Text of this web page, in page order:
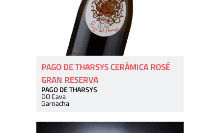
PAGO DE THARSYS CERÁMICA ROSÉ
GRAN RESERVA
PAGO DE THARSYS
DO Cava
Garnacha